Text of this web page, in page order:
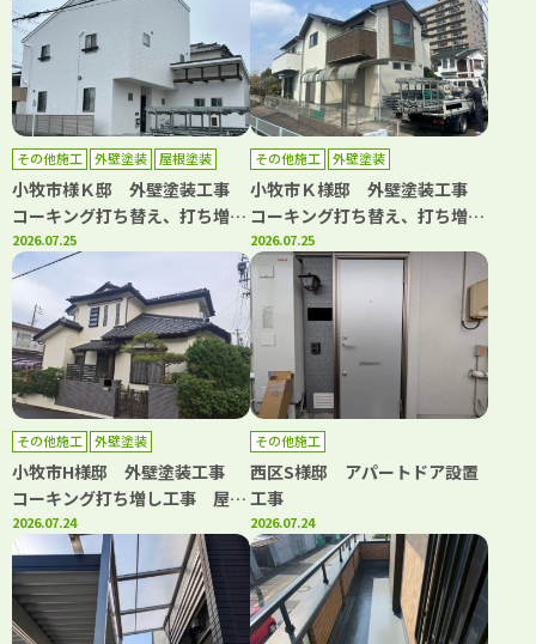
その他施工 外壁塗装 屋根塗装
小牧市様Ｋ邸 外壁塗装工事
コーキング打ち替え、打ち増し
工事 屋根塗装工事 ベランダ
トップコート工事
2026.07.25
その他施工 外壁塗装
小牧市Ｋ様邸 外壁塗装工事
コーキング打ち替え、打ち増し
工事 屋根カバー工事 ベラン
ダトップコート工事
2026.07.25
その他施工 外壁塗装
小牧市H様邸 外壁塗装工事
コーキング打ち増し工事 屋根
漆喰工事
2026.07.24
その他施工
西区S様邸 アパートドア設置
工事
2026.07.24